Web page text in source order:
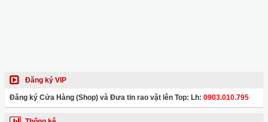
Đăng ký VIP
Đăng ký Cửa Hàng (Shop) và Đưa tin rao vặt lên Top: Lh: 0903.010.795